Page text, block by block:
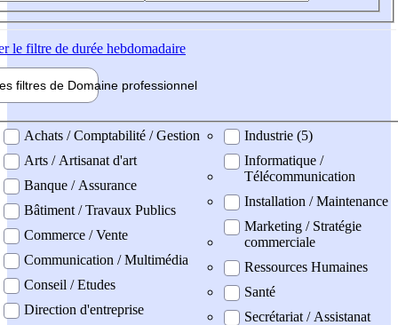
le filtre de durée hebdomadaire
filtres de Domaine professionnel
professionel
Achats / Comptabilité / Gestion
Arts / Artisanat d'art
Banque / Assurance
Bâtiment / Travaux Publics
Commerce / Vente
Communication / Multimédia
Conseil / Etudes
Direction d'entreprise
Industrie (5)
Informatique /
Télécommunication
Installation / Maintenance
Marketing / Stratégie
commerciale
Ressources Humaines
Santé
Secrétariat / Assistanat